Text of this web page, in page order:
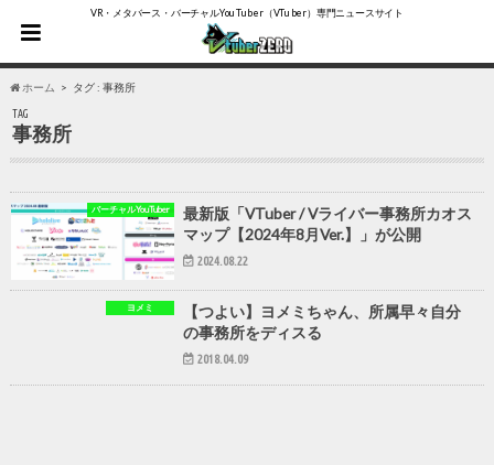
VR・メタバース・バーチャルYouTuber（VTuber）専門ニュースサイト
ホーム タグ : 事務所
TAG
事務所
バーチャルYouTuber
最新版「VTuber / Vライバー事務所カオス
マップ【2024年8月Ver.】」が公開
2024.08.22
ヨメミ
【つよい】ヨメミちゃん、所属早々自分
の事務所をディスる
2018.04.09